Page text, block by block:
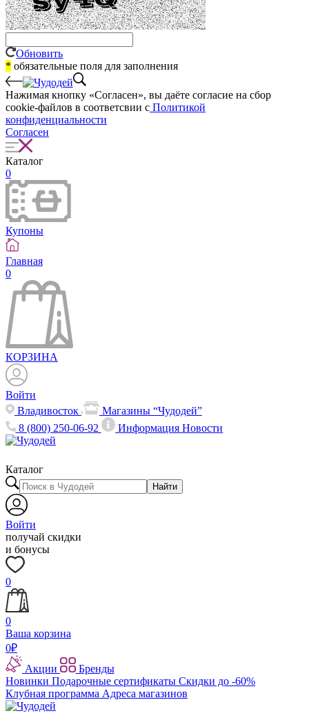
Обновить
* обязательные поля для заполнения
Нажимая кнопку «Согласен», вы даёте cогласие на сбор
cookie-файлов в соответсвии с Политикой
конфиденциальности
Согласен
Каталог
0
Купоны
Главная
0
КОРЗИНА
Войти
Владивосток
Магазины “Чудодей”
8 (800) 250-06-92
ИнформацияНовости
Каталог
Найти
Войти
получай скидки
и бонусы
0
0
Ваша корзина
0₽
Акции
Бренды
Новинки Подарочные сертификаты Скидки до -60%
Клубная программа Адреса магазинов